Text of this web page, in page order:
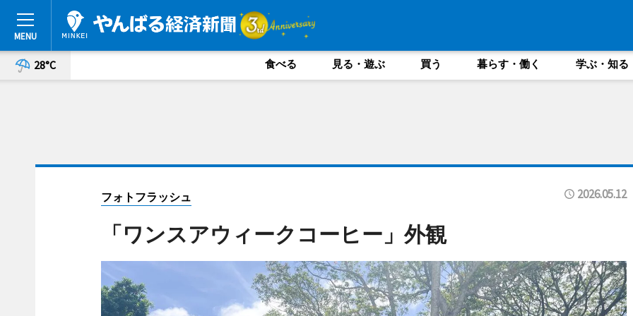
28°C 食べる 見る・遊ぶ 買う 暮らす・働く 学ぶ・知る
フォトフラッシュ 2026.05.12
「ワンスアウィークコーヒー」外観